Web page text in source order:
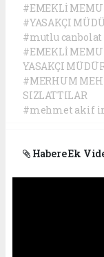
#EMEKLİ
#YASAKÇI
#mutlu canbolat
#EMEKLİ
YASAKÇI
#MERHUM
SIZLATTILAR
#mehmet akif
Habere Ek